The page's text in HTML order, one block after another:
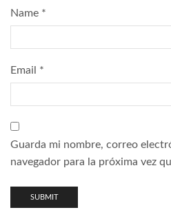
Name *
Email *
Guarda mi nombre, correo
navegador para la próxima vez